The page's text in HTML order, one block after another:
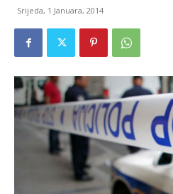
Srijeda, 1 Januara, 2014